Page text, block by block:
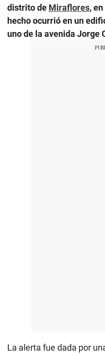
distrito de Miraflores,
hecho ocurrió en un
uno de la avenida Jorge
La alerta fue dada por